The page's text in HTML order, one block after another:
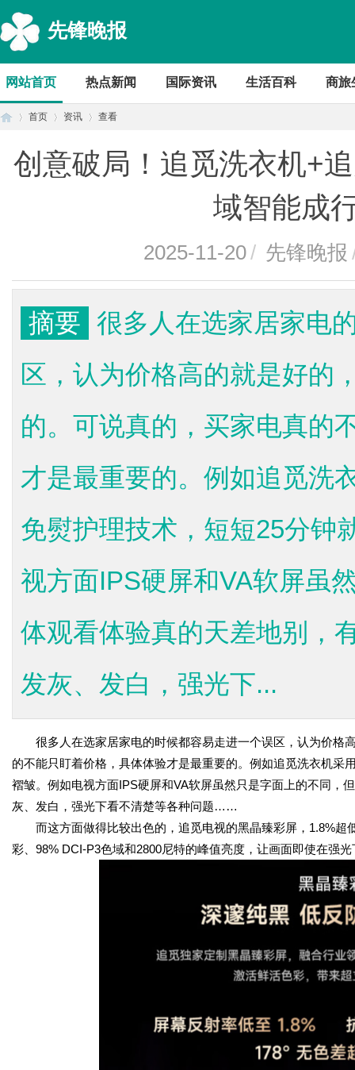
先锋晚报
网站首页 热点新闻 国际资讯 生活百科 商旅
首页 资讯 查看
创意破局！追觅洗衣机+
域智能成
2025-11-20/ 先锋晚报
摘要 很多人在选家居家电
区，认为价格高的就是好的
的。可说真的，买家电真的
才是最重要的。例如追觅洗
免熨护理技术，短短25分钟
视方面IPS硬屏和VA软屏虽
体观看体验真的天差地别，
发灰、发白，强光下...
很多人在选家居家电的时候都容易走进一个误区，认为价格
的不能只盯着价格，具体体验才是最重要的。例如追觅洗衣机采
褶皱。例如电视方面IPS硬屏和VA软屏虽然只是字面上的不同，
灰、发白，强光下看不清楚等各种问题……
而这方面做得比较出色的，追觅电视的黑晶臻彩屏，1.8%
彩、98% DCI-P3色域和2800尼特的峰值亮度，让画面即使在强